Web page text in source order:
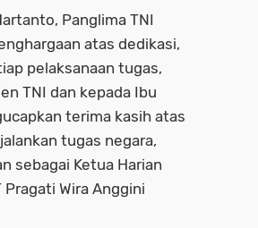
Panglima TNI
atas dedikasi,
pelaksanaan tugas,
TNI dan kepada Ibu
terima kasih atas
tugas negara,
sebagai Ketua Harian
Wira Anggini